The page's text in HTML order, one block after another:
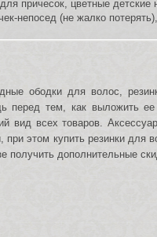
причесок, цветные
непосед (не жалко
ободки для волос,
перед тем, как выложить
вид всех товаров.
этом купить резинки для
получить дополнительные